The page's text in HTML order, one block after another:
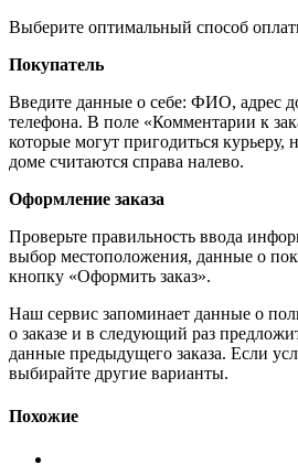
Выберите оптимальный способ
Покупатель
Введите данные о себе: ФИО, адрес
телефона. В поле «Комментарии к
которые могут пригодиться курьеру,
доме считаются справа налево.
Оформление заказа
Проверьте правильность ввода
выбор местоположения, данные о
кнопку «Оформить заказ».
Наш сервис запоминает данные о
о заказе и в следующий раз
данные предыдущего заказа. Если
выбирайте другие варианты.
Похожие